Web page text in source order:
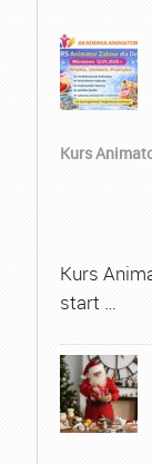
Kurs
Kurs
start …